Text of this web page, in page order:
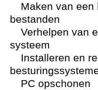
Maken van een
bestanden
Verhelpen van
systeem
Installeren en
PC opschonen